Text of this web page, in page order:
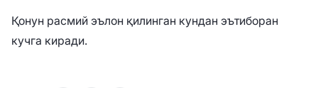
Қонун расмий эълон қилинган кундан эътиборан
кучга киради.